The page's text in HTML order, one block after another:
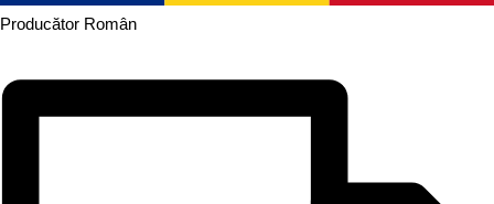
Producător Român